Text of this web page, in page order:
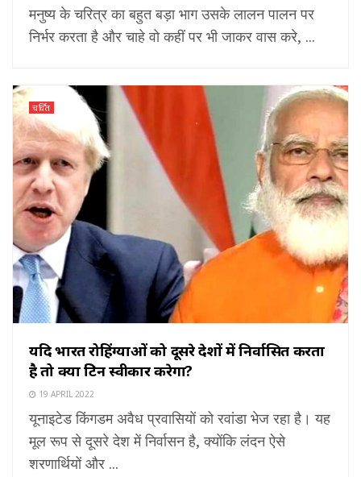
मनुष्य के चरित्र का बहुत बड़ा भाग उसके लालन पालन पर
निर्भर करता है और चाहे वो कहीं पर भी जाकर वास करे, ...
चर्चित
यदि भारत रोहिंग्याओं को दूसरे देशों में निर्वासित करता
है तो क्या ब्रिटेन स्वीकार करेगा?
19 APRIL 2022
यूनाइटेड किंगडम अवैध प्रवासियों को रवांडा भेज रहा है। यह
मूल रूप से दूसरे देश में निर्वासन है, क्योंकि लंदन ऐसे
शरणार्थियों और ...